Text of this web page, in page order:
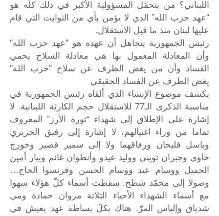
اللبناني؟ من يتحمّل المسؤولية الأكبر في ذلك كلّه هو
“عهد حزب الله” الذي لا يؤمن بأي من الثوابت التي قام
عليها لبنان منذ ما قبل الاستقلال.
رئيس الجمهورية يتجاهل أن عهده هو "عهد حزب الله"
وأن المعادلة المعمول بها هي معادلة السلاح يحمي
الفساد وأن من يغض الطرف عن سلاح "حزب الله"
يغض الطرف عن الفساد الحقيقي
يكشف موضوع الإنشاء الذي ألقاه رئيس الجمهورية في
مناسبة الذكرى الـ77 للاستقلال حجم الكارثة اللبنانية. لا
إشارة على الإطلاق إلى شهداء “ثورة الأرز” المعروف
تماما من وراء اغتيالهم، لا إشارة إلى رفيق الحريري
وباسل فليحان ورفاقهما ولا إلى سمير قصير وجورج
حاوي وجبران تويني ووليد عيدو وأنطوان غانم وبيار أمين
الجميل ووسام عيد ووسام الحسن وفرنسوا الحاج…
وصولا إلى محمّد شطح. سقطت أسماء كلّ هؤلاء سهوا
مع أسماء الشهداء الأحياء الثلاثة مروان حمادة ومي
شدياق وإلياس المرّ. هناك بكلّ بساطة عهد يعيش في